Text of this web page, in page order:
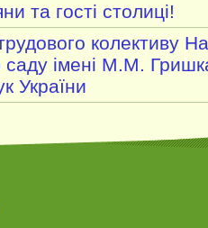
та гості столиці!
колективу
саду імені М.М.
України